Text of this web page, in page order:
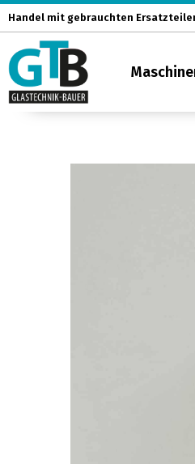
Zum
Inhalt
springen
Handel mit gebrauchten